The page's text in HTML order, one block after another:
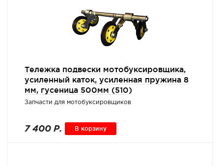
Тележка подвески мотобуксировщика,
усиленный каток, усиленная пружина 8
мм, гусеница 500мм (510)
Запчасти для мотобуксировщиков
7 400 Р. В корзину